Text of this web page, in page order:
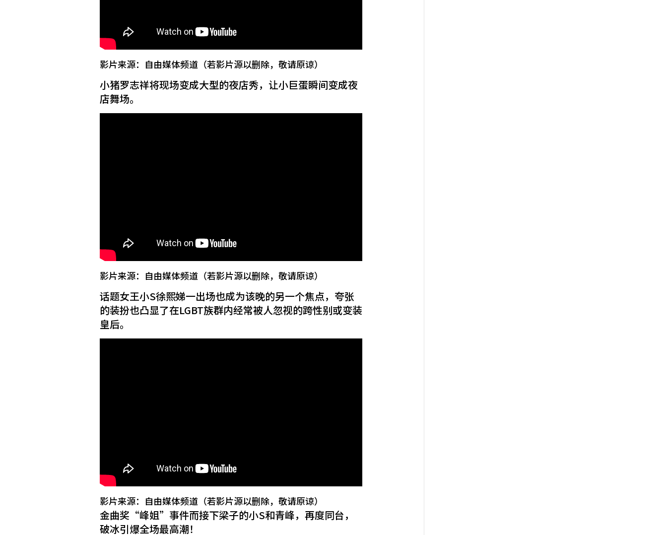
影片来源：自由媒体频道（若影片源以删除，敬请原谅）
小猪罗志祥将现场变成大型的夜店秀，让小巨蛋瞬间变成夜
店舞场。
影片来源：自由媒体频道（若影片源以删除，敬请原谅）
话题女王小S徐熙娣一出场也成为该晚的另一个焦点，夸张
的装扮也凸显了在LGBT族群内经常被人忽视的跨性别或变装
皇后。
影片来源：自由媒体频道（若影片源以删除，敬请原谅）
金曲奖“峰姐”事件而接下梁子的小S和青峰，再度同台，
破冰引爆全场最高潮！